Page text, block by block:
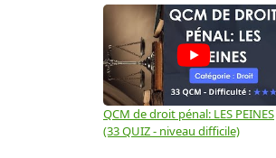
QCM de droit pénal: LES PEINES
(33 QUIZ - niveau difficile)